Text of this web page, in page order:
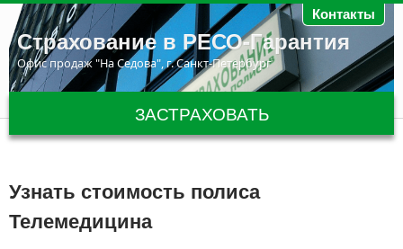
Перейти к основному содержанию Контакты
Страхование в РЕСО-Гарантия
Офис продаж "На Седова", г. Санкт-Петербург
ЗАСТРАХОВАТЬ
Узнать стоимость полиса
Телемедицина